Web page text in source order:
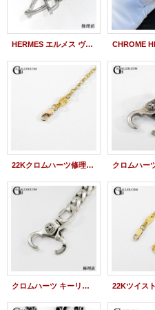
HERMES エルメス ヴィンテージ 修理 ホースビット ブレスレット クリップバネ交換
22Kクロムハーツ修理 ロールチェーン クリップバネ交換 留め具破損
クロムハーツ キーリング修理 ロングクラシックリンク バネ交換 クリップ修理